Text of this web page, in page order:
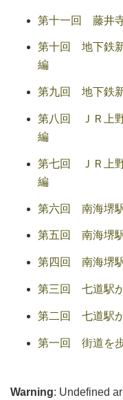
第十一回 藤井
第十回 地下鉄
編
第九回 地下鉄
第八回 ＪＲ上
編
第七回 ＪＲ上
編
第六回 南海堺
第五回 南海堺
第四回 南海堺
第三回 七道駅
第二回 七道駅
第一回 街道を
Warning: Undefined